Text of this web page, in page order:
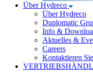
Über Hydreco
Über Hydreco
Duplomatic
Info &
Aktuelles &
Careers
Kontaktieren